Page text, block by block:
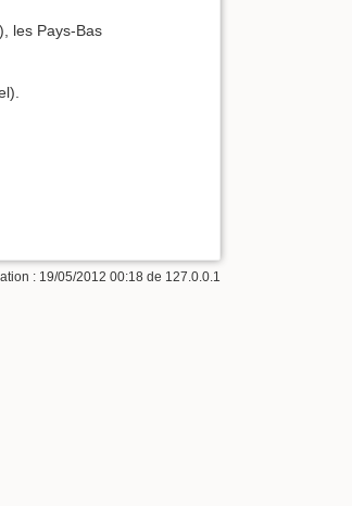
les Pays-Bas
: 19/05/2012 00:18 de 127.0.0.1